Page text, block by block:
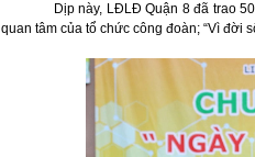
Dịp này, LĐLĐ Quận 8 đã trao
quan tâm của tổ chức công đoàn; “Vì đời